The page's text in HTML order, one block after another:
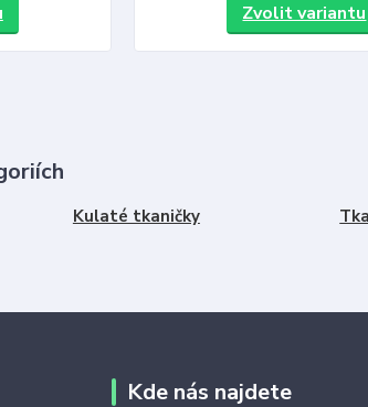
Zvolit variantu
Kulaté tkaničky
Kde nás najdete